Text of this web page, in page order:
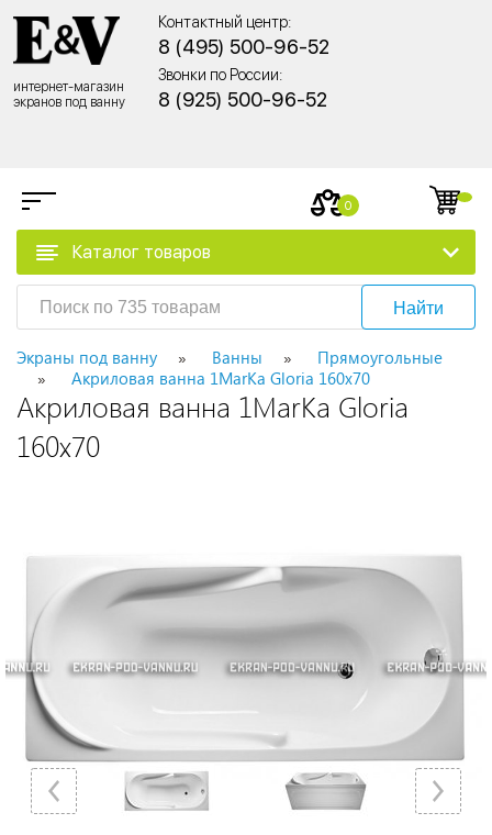
интернет-магазин
экранов под ванну
Контактный центр:
8 (495) 500-96-52
Звонки по России:
8 (925) 500-96-52
0
Каталог товаров
Найти
Экраны под ванну Ванны
Прямоугольные
Акриловая ванна 1MarKa Gloria 160x70
Акриловая ванна 1MarKa Gloria
160x70